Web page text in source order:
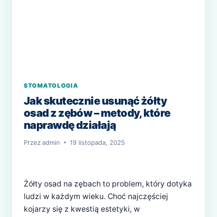
STOMATOLOGIA
Jak skutecznie usunąć żółty
osad z zębów – metody, które
naprawdę działają
Przezadmin 19 listopada, 2025
Żółty osad na zębach to problem, który dotyka
ludzi w każdym wieku. Choć najczęściej
kojarzy się z kwestią estetyki, w